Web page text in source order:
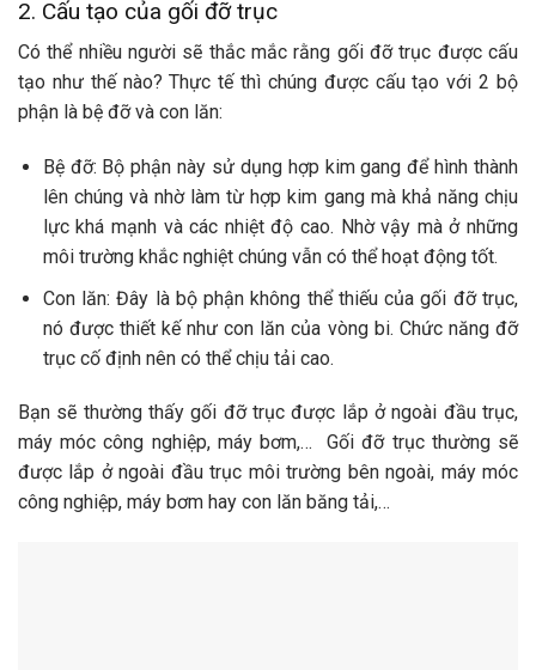
2. Cấu tạo của gối đỡ trục
Có thể nhiều người sẽ thắc mắc rằng gối đỡ trục được cấu
tạo như thế nào? Thực tế thì chúng được cấu tạo với 2 bộ
phận là bệ đỡ và con lăn:
Bệ đỡ: Bộ phận này sử dụng hợp kim gang để hình thành
lên chúng và nhờ làm từ hợp kim gang mà khả năng chịu
lực khá mạnh và các nhiệt độ cao. Nhờ vậy mà ở những
môi trường khắc nghiệt chúng vẫn có thể hoạt động tốt.
Con lăn: Đây là bộ phận không thể thiếu của gối đỡ trục,
nó được thiết kế như con lăn của vòng bi. Chức năng đỡ
trục cố định nên có thể chịu tải cao.
Bạn sẽ thường thấy gối đỡ trục được lắp ở ngoài đầu trục,
máy móc công nghiệp, máy bơm,… Gối đỡ trục thường sẽ
được lắp ở ngoài đầu trục môi trường bên ngoài, máy móc
công nghiệp, máy bơm hay con lăn băng tải,…